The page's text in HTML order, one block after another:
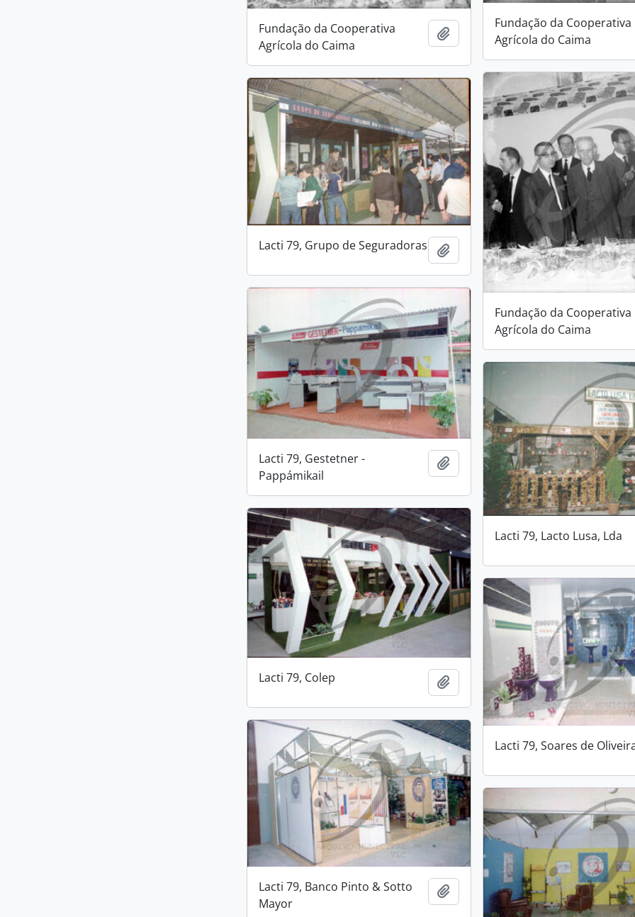
Fundação da Cooperativa
Agrícola do Caima
Fundação da Cooperativa
Agrícola do Caima
Add to clipboard
Fundação da Cooperativa
Agrícola do Caima
Lacti 79, Grupo de Seguradoras Add to clipboard
Lacti 79, Gestetner -
Pappámikail
Add to clipboard
Lacti 79, Lacto Lusa, Lda
Lacti 79, Colep Add to clipboard
Lacti 79, Soares de
Lacti 79, Banco Pinto & Sotto
Mayor
Add to clipboard